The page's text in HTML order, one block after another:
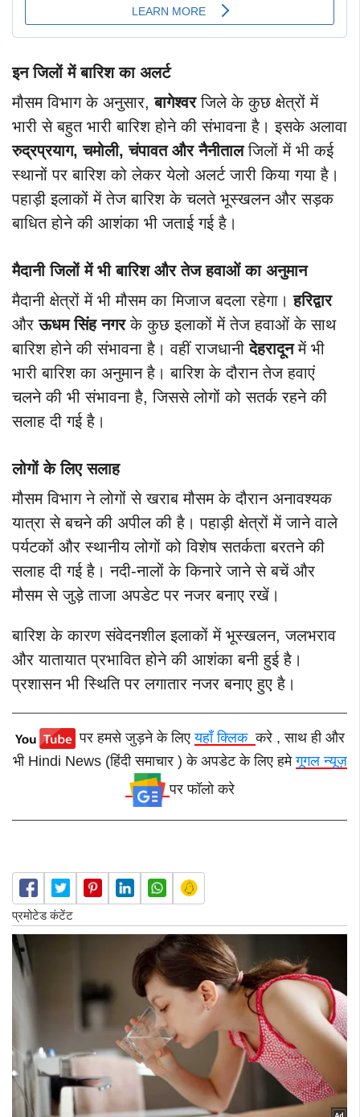
इन जिलों में बारिश का अलर्ट
मौसम विभाग के अनुसार,बागेश्वरजिले के कुछ क्षेत्रों में
भारी से बहुत भारी बारिश होने की संभावना है। इसके अलावा
रुद्रप्रयाग, चमोली, चंपावत और नैनीतालजिलों में भी कई
स्थानों पर बारिश को लेकर येलो अलर्ट जारी किया गया है।
पहाड़ी इलाकों में तेज बारिश के चलते भूस्खलन और सड़क
बाधित होने की आशंका भी जताई गई है।
मैदानी जिलों में भी बारिश और तेज हवाओं का अनुमान
मैदानी क्षेत्रों में भी मौसम का मिजाज बदला रहेगा।हरिद्वार
औरऊधम सिंह नगरके कुछ इलाकों में तेज हवाओं के साथ
बारिश होने की संभावना है। वहीं राजधानीदेहरादूनमें भी
भारी बारिश का अनुमान है। बारिश के दौरान तेज हवाएं
चलने की भी संभावना है, जिससे लोगों को सतर्क रहने की
सलाह दी गई है।
लोगों के लिए सलाह
मौसम विभाग ने लोगों से खराब मौसम के दौरान अनावश्यक
यात्रा से बचने की अपील की है। पहाड़ी क्षेत्रों में जाने वाले
पर्यटकों और स्थानीय लोगों को विशेष सतर्कता बरतने की
सलाह दी गई है। नदी-नालों के किनारे जाने से बचें और
मौसम से जुड़े ताजा अपडेट पर नजर बनाए रखें।
बारिश के कारण संवेदनशील इलाकों में भूस्खलन, जलभराव
और यातायात प्रभावित होने की आशंका बनी हुई है।
प्रशासन भी स्थिति पर लगातार नजर बनाए हुए है।
पर हमसे जुड़ने के लिएयहाँ क्लिककरे , साथ ही और
भी Hindi News (हिंदी समाचार ) के अपडेट के लिए हमेगूगल न्यूज़
पर फॉलो करे